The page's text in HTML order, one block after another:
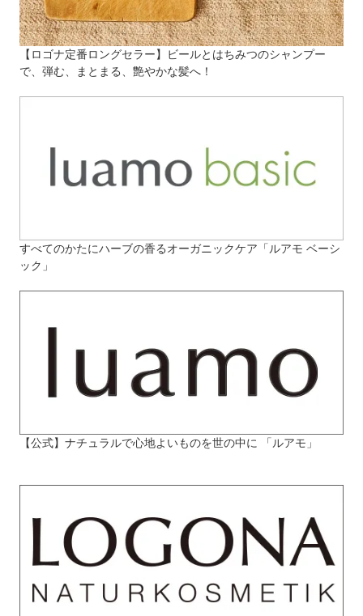
【ロゴナ定番ロングセラー】ビールとはちみつのシャンプー
で、弾む、まとまる、艶やかな髪へ！
すべてのかたにハーブの香るオーガニックケア「ルアモ ベーシ
ック」
【公式】ナチュラルで心地よいものを世の中に 「ルアモ」